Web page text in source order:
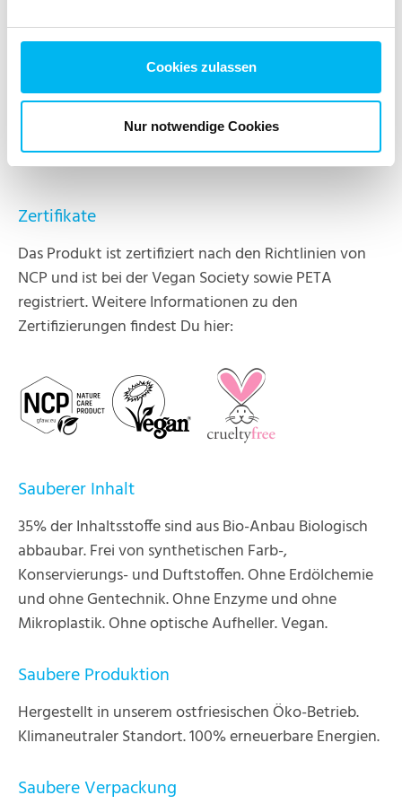
Cookies zulassen
Nur notwendige Cookies
*hergestellt mit Bio-Inhaltsstoffen
Weiterführende Informationen zur INCI findest Du
unter: www.haut.de/service/inci
Zertifikate
Das Produkt ist zertifiziert nach den Richtlinien von
NCP und ist bei der Vegan Society sowie PETA
registriert. Weitere Informationen zu den
Zertifizierungen findest Du hier:
Sauberer Inhalt
35% der Inhaltsstoffe sind aus Bio-Anbau Biologisch
abbaubar. Frei von synthetischen Farb-,
Konservierungs- und Duftstoffen. Ohne Erdölchemie
und ohne Gentechnik. Ohne Enzyme und ohne
Mikroplastik. Ohne optische Aufheller. Vegan.
Saubere Produktion
Hergestellt in unserem ostfriesischen Öko-Betrieb.
Klimaneutraler Standort. 100% erneuerbare Energien.
Saubere Verpackung